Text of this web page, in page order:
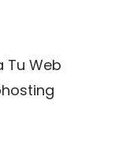
Tu Web